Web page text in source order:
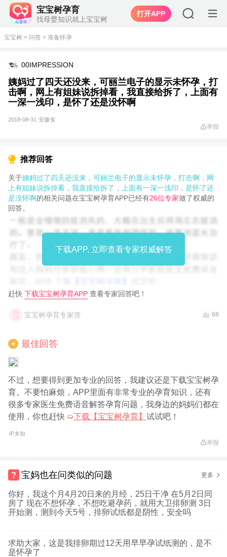
宝宝树孕育
找母婴知识就上宝宝树
打开APP
宝宝树 > 问答 > 准备怀孕
00IMPRESSION
姨妈过了四天还没来，可丽兰电子的显示未怀孕，打
击啊，网上有姐妹说拆掉看，我直接给拆了，上面有
一深一浅印，是怀了还是没怀啊
2018-08-31 安徽省
举报
推荐回答
关于姨妈过了四天还没来，可丽兰电子的显示未怀孕，打击啊，网
上有姐妹说拆掉看，我直接给拆了，上面有一深一浅印，是怀了还
是没怀啊的相关问题在宝宝树孕育APP已经有26位专家做了权威的
回答。
下载APP, 立即查看专家权威解答
赶快 下载宝宝树孕育APP 查看专家回答吧！
宝宝树孕育专家答 68
★ 最佳回答
不过，想要得到更加专业的回答，我建议还是下载宝宝树孕
育。不要怕麻烦，APP里面有非常专业的孕育知识，还有
很多专家医生免费语音解答孕育问题，我身边的妈妈们都在
使用，你也赶快 ➯下载【宝宝树孕育】 试试吧！
IP未知
举报
宝妈也在问类似的问题 更多
你好，我这个月4月20日来的月经，25日干净 在5月2日同
房了 现在不想怀孕，不想吃避孕药，就用大卫排卵测 3日
开始测，测到今天5号，排卵试纸都是阴性，安全吗
求助大家，这是我排卵期过12天用早早孕试纸测的，是不
是怀孕了